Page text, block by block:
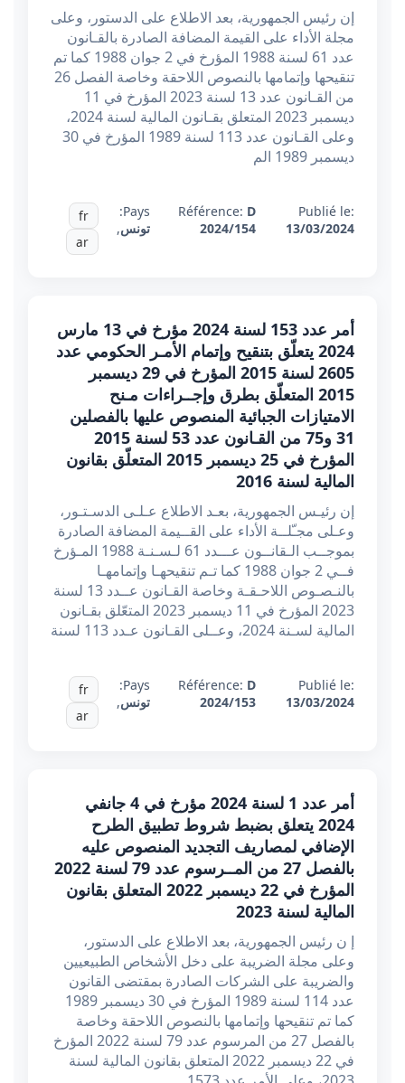
إن رئيس الجمهورية، بعد الاطلاع على الدستور، وعلى
مجلة الأداء على القيمة المضافة الصادرة بالقـانون
عدد 61 لسنة 1988 المؤرخ في 2 جوان 1988 كما تم
تنقيحها وإتمامها بالنصوص اللاحقة وخاصة الفصل 26
من القـانون عدد 13 لسنة 2023 المؤرخ في 11
ديسمبر 2023 المتعلق بقـانون المالية لسنة 2024،
وعلى القـانون عدد 113 لسنة 1989 المؤرخ في 30
ديسمبر 1989 الم
Publié le:
13/03/2024
Référence: D
2024/154
Pays:
تونس,
fr
ar
أمر عدد 153 لسنة 2024 مؤرخ في 13 مارس
2024 يتعلّق بتنقيح وإتمام الأمـر الحكومي عدد
2605 لسنة 2015 المؤرخ في 29 ديسمبر
2015 المتعلّق بطرق وإجــراءات مـنح
الامتيازات الجبائية المنصوص عليها بالفصلين
31 و75 من القـانون عدد 53 لسنة 2015
المؤرخ في 25 ديسمبر 2015 المتعلّق بقانون
المالية لسنة 2016
إن رئيـس الجمهورية، بعـد الاطلاع عـلـى الدسـتـور،
وعـلى مجـّلــة الأداء على القــيمة المضافة الصادرة
بموجــب الـقانــون عـــدد 61 لـسـنـة 1988 المـؤرخ
فــي 2 جوان 1988 كما تـم تنقيحهـا وإتمامهـا
بالنـصـوص اللاحـقـة وخاصة القـانون عــدد 13 لسنة
2023 المؤرخ في 11 ديسمبر 2023 المتعّلق بقـانون
المالية لسـنة 2024، وعــلى القـانون عـدد 113 لسنة
Publié le:
13/03/2024
Référence: D
2024/153
Pays:
تونس,
fr
ar
أمر عدد 1 لسنة 2024 مؤرخ في 4 جانفي
2024 يتعلق بضبط شروط تطبيق الطرح
الإضافي لمصاريف التجديد المنصوص عليه
بالفصل 27 من المــرسوم عدد 79 لسنة 2022
المؤرخ في 22 ديسمبر 2022 المتعلق بقانون
المالية لسنة 2023
إ ن رئيس الجمهورية، بعد الاطلاع على الدستور،
وعلى مجلة الضريبة على دخل الأشخاص الطبيعيين
والضريبة على الشركات الصادرة بمقتضى القانون
عدد 114 لسنة 1989 المؤرخ في 30 ديسمبر 1989
كما تم تنقيحها وإتمامها بالنصوص اللاحقة وخاصة
بالفصل 27 من المرسوم عدد 79 لسنة 2022 المؤرخ
في 22 ديسمبر 2022 المتعلق بقانون المالية لسنة